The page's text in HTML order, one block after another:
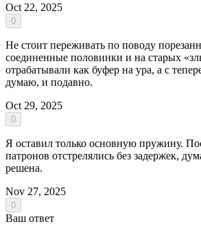
Oct 22, 2025
0
Не стоит переживать по поводу
соединенные половинки и на старых
отрабатывали как буфер на ура, а с
думаю, и подавно.
Oct 29, 2025
0
Я оставил только основную пружину.
патронов отстрелялись без задержек,
решена.
Nov 27, 2025
0
Ваш ответ